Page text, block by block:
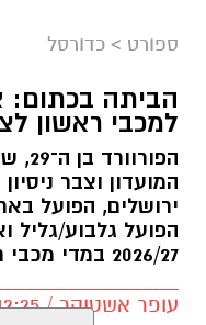
ספורט > כדורסל
הביתה בכתום:
למכבי ראשון
המועדון וצבר
ירושלים, הפועל
הפועל גלבוע/גליל
2026/27 במדי מכבי ראשון לציון
עופר אשטוקר / 12:25 09.07.26